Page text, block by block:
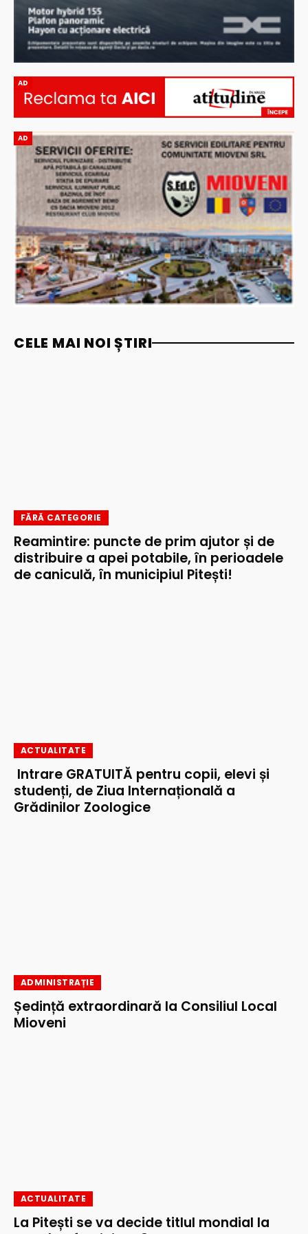
AD
AD
CELE MAI NOI ȘTIRI
FĂRĂ CATEGORIE
Reamintire: puncte de prim ajutor și de
distribuire a apei potabile, în perioadele
de caniculă, în municipiul Pitești!
ACTUALITATE
Intrare GRATUITĂ pentru copii, elevi și
studenți, de Ziua Internațională a
Grădinilor Zoologice
ADMINISTRAȚIE
Ședință extraordinară la Consiliul Local
Mioveni
ACTUALITATE
La Pitești se va decide titlul mondial la